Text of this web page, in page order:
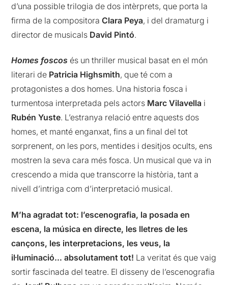
d’una possible trilogia de dos intèrprets, que porta la
firma de la compositoraClara Peya, i del dramaturg i
director de musicals David Pintó.
Homes foscos és un thriller musical basat en el món
literari de Patricia Highsmith, que té com a
protagonistes a dos homes. Una historia fosca i
turmentosa interpretada pels actors Marc Vilavella i
Rubén Yuste. L’estranya relació entre aquests dos
homes, et manté enganxat, fins a un finaldel tot
sorprenent, on les pors, mentides i desitjos ocults, ens
mostren la seva cara més fosca. Un musical que va in
crescendoa mida que transcorre la història, tanta
nivell d’intriga com d’interpretació musical.
M’ha agradattot: l’escenografia, la posada en
escena, la música en directe, les lletres de les
cançons, les interpretacions, les veus, la
il·luminació… absolutamenttot! La veritat és que vaig
sortir fascinada del teatre. El disseny de l’escenografia